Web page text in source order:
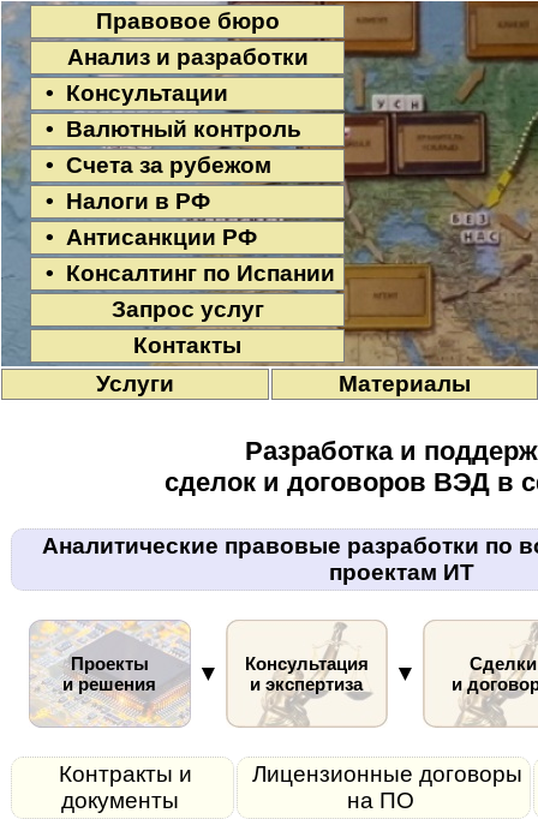
Правовое бюро
Анализ и разработки
• Консультации
• Валютный контроль
• Счета за рубежом
• Налоги в РФ
• Антисанкции РФ
• Консалтинг по Испании
Запрос услуг
Контакты
Услуги
Материалы
Разработка и
сделок и договоров ВЭД в
Аналитические правовые разработки по
проектам ИТ
Проекты
и решения
▼
Консультация
и экспертиза
▼
Сделки
и
Контракты и
документы
Лицензионные договоры
на ПО